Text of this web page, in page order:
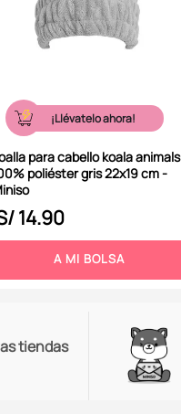
¡Llévatelo ahora!
para cabello koala animals
poliéster gris 22x19 cm -
14.90
A MI BOLSA
tiendas